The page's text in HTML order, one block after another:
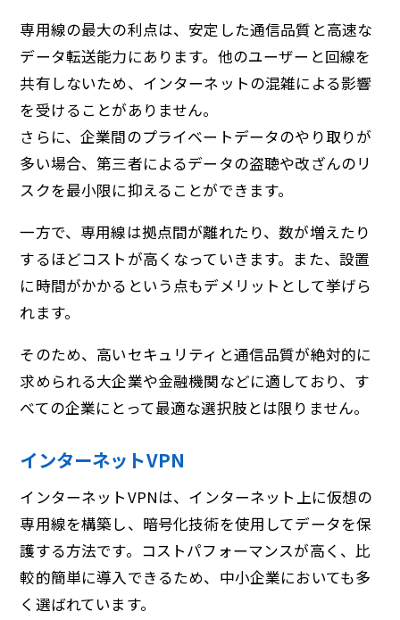
専用線の最大の利点は、安定した通信品質と高速な
データ転送能力にあります。他のユーザーと回線を
共有しないため、インターネットの混雑による影響
を受けることがありません。
さらに、企業間のプライベートデータのやり取りが
多い場合、第三者によるデータの盗聴や改ざんのリ
スクを最小限に抑えることができます。
一方で、専用線は拠点間が離れたり、数が増えたり
するほどコストが高くなっていきます。また、設置
に時間がかかるという点もデメリットとして挙げら
れます。
そのため、高いセキュリティと通信品質が絶対的に
求められる大企業や金融機関などに適しており、す
べての企業にとって最適な選択肢とは限りません。
インターネットVPN
インターネットVPNは、インターネット上に仮想の
専用線を構築し、暗号化技術を使用してデータを保
護する方法です。コストパフォーマンスが高く、比
較的簡単に導入できるため、中小企業においても多
く選ばれています。